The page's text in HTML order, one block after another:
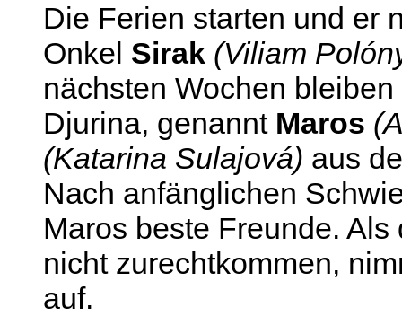
Die Ferien starten und er
Onkel Sirak (Viliam
nächsten Wochen
Djurina, genannt Maros
(Katarina Sulajová) aus
Nach anfänglichen
Maros beste Freunde.
nicht zurechtkommen,
auf.